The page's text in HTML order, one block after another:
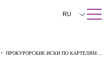
Закрыть
RU
中文
• ПРОКУРОРСКИЕ ИСКИ ПО КАРТЕЛЯМ: